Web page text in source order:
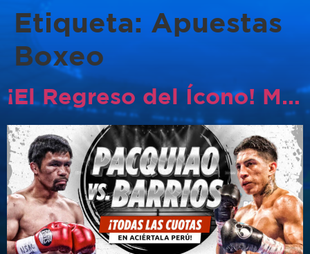
Etiqueta: Apuestas
Boxeo
¡El Regreso del Ícono! Manny Pacquiao vs. Mario Barrios: Un Título Welter en Juego